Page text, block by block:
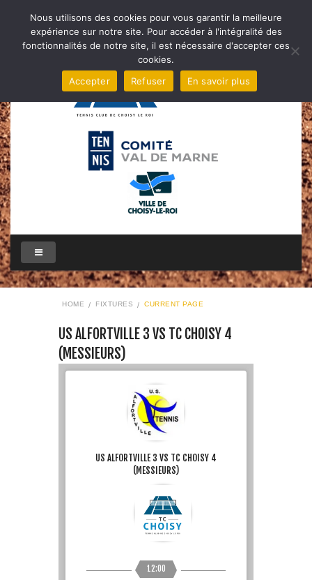
HOME FIXTURES CURRENT PAGE
US ALFORTVILLE 3 VS TC CHOISY 4
(MESSIEURS)
US ALFORTVILLE 3 VS TC CHOISY 4
(MESSIEURS)
12:00
Nous utilisons des cookies pour vous garantir la meilleure
expérience sur notre site. Pour accéder à l'intégralité des
fonctionnalités de notre site, il est nécessaire d'accepter ces
cookies.
Accepter
Refuser En savoir plus